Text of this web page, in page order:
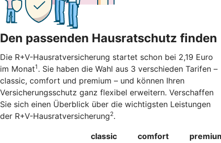
Den passenden Hausratschutz finden
Die R+V-Hausratversicherung startet schon bei 2,19 Euro
im Monat1 . Sie haben die Wahl aus 3 verschieden Tarifen –
classic, comfort und premium – und können Ihren
Versicherungsschutz ganz flexibel erweitern. Verschaffen
Sie sich einen Überblick über die wichtigsten Leistungen
der R+V-Hausratversicherung2.
classic comfort